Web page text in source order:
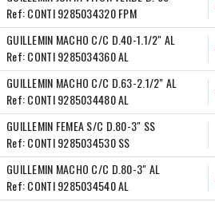
Ref:CONTI 9285034320 FPM
GUILLEMIN MACHO C/C D.40-1.1/2" AL
Ref:CONTI 9285034360 AL
GUILLEMIN MACHO C/C D.63-2.1/2" AL
Ref:CONTI 9285034480 AL
GUILLEMIN FEMEA S/C D.80-3" SS
Ref:CONTI 9285034530 SS
GUILLEMIN MACHO C/C D.80-3" AL
Ref:CONTI 9285034540 AL